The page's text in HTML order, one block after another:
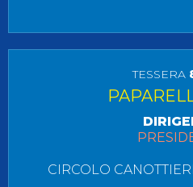
TESSERA
CIRCOLO